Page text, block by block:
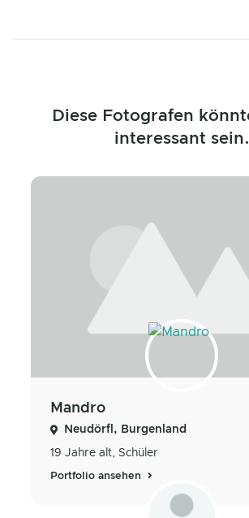
Diese Fotografen
interessant sein.
Mandro
Neudörfl, Burgenland
19 Jahre alt, Schüler
Portfolio ansehen